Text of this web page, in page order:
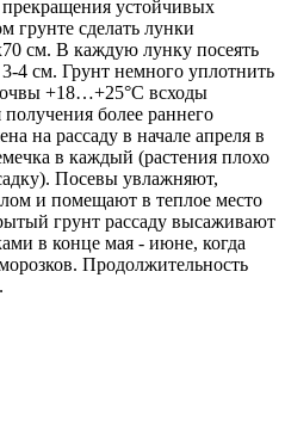
устойчивых
грунте сделать лунки
см. В каждую лунку посеять
4 см. Грунт немного уплотнить
+18…+25°С всходы
более раннего
на рассаду в начале апреля в
в каждый (растения плохо
Посевы увлажняют,
и помещают в теплое место
грунт рассаду высаживают
в конце мая - июне, когда
Продолжительность